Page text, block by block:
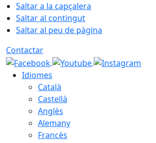
Saltar a la capçalera
Saltar al contingut
Saltar al peu de pàgina
Contactar
Idiomes
Català
Castellà
Anglès
Alemany
Francès